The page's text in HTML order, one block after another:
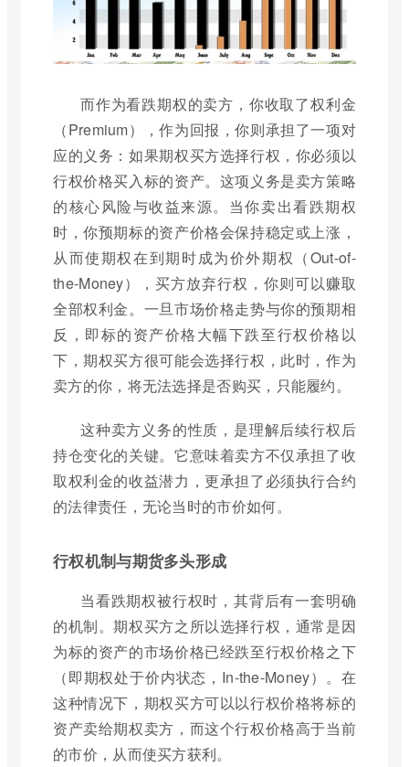
而作为看跌期权的卖方，你收取了权利金
（Premium），作为回报，你则承担了一项对
应的义务：如果期权买方选择行权，你必须以
行权价格买入标的资产。这项义务是卖方策略
的核心风险与收益来源。当你卖出看跌期权
时，你预期标的资产价格会保持稳定或上涨，
从而使期权在到期时成为价外期权（Out-of-
the-Money），买方放弃行权，你则可以赚取
全部权利金。一旦市场价格走势与你的预期相
反，即标的资产价格大幅下跌至行权价格以
下，期权买方很可能会选择行权，此时，作为
卖方的你，将无法选择是否购买，只能履约。
这种卖方义务的性质，是理解后续行权后
持仓变化的关键。它意味着卖方不仅承担了收
取权利金的收益潜力，更承担了必须执行合约
的法律责任，无论当时的市价如何。
行权机制与期货多头形成
当看跌期权被行权时，其背后有一套明确
的机制。期权买方之所以选择行权，通常是因
为标的资产的市场价格已经跌至行权价格之下
（即期权处于价内状态，In-the-Money）。在
这种情况下，期权买方可以以行权价格将标的
资产卖给期权卖方，而这个行权价格高于当前
的市价，从而使买方获利。